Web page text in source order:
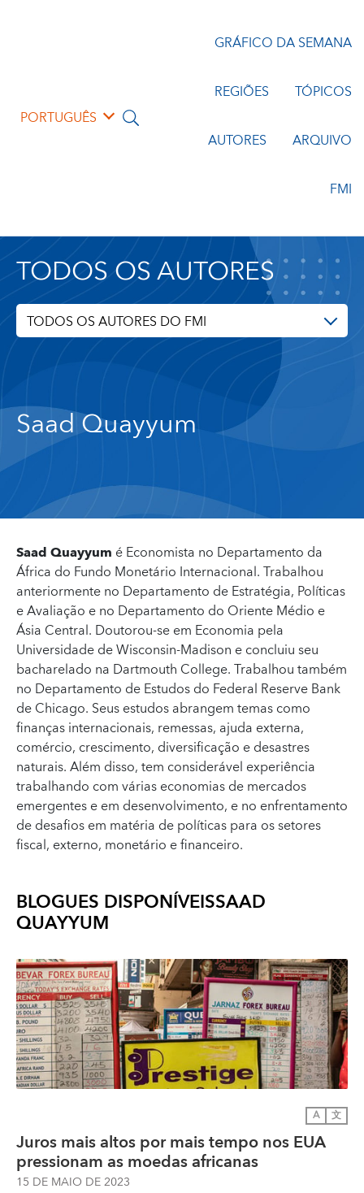
PORTUGUÊS
GRÁFICO DA SEMANA
REGIÕES TÓPICOS
AUTORES ARQUIVO
FMI
TODOS OS AUTORES
TODOS OS AUTORES DO FMI
Saad Quayyum
Saad Quayyum é Economista no Departamento da
África do Fundo Monetário Internacional. Trabalhou
anteriormente no Departamento de Estratégia, Políticas
e Avaliação e no Departamento do Oriente Médio e
Ásia Central. Doutorou-se em Economia pela
Universidade de Wisconsin-Madison e concluiu seu
bacharelado na Dartmouth College. Trabalhou também
no Departamento de Estudos do Federal Reserve Bank
de Chicago. Seus estudos abrangem temas como
finanças internacionais, remessas, ajuda externa,
comércio, crescimento, diversificação e desastres
naturais. Além disso, tem considerável experiência
trabalhando com várias economias de mercados
emergentes e em desenvolvimento, e no enfrentamento
de desafios em matéria de políticas para os setores
fiscal, externo, monetário e financeiro.
BLOGUES DISPONÍVEISSAAD
QUAYYUM
A 文
Juros mais altos por mais tempo nos EUA
pressionam as moedas africanas
15 DE MAIO DE 2023